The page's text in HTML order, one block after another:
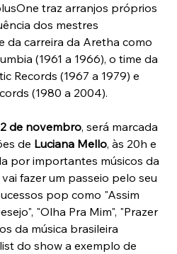
traz arranjos próprios
dos mestres
da carreira da Aretha como
(1961 a 1966), o time da
Records (1967 a 1979) e
(1980 a 2004).
de novembro, será marcada
de Luciana Mello, às 20h e
por importantes músicos da
fazer um passeio pelo seu
pop como "Assim
"Olha Pra Mim", "Prazer
da música brasileira
do show a exemplo de